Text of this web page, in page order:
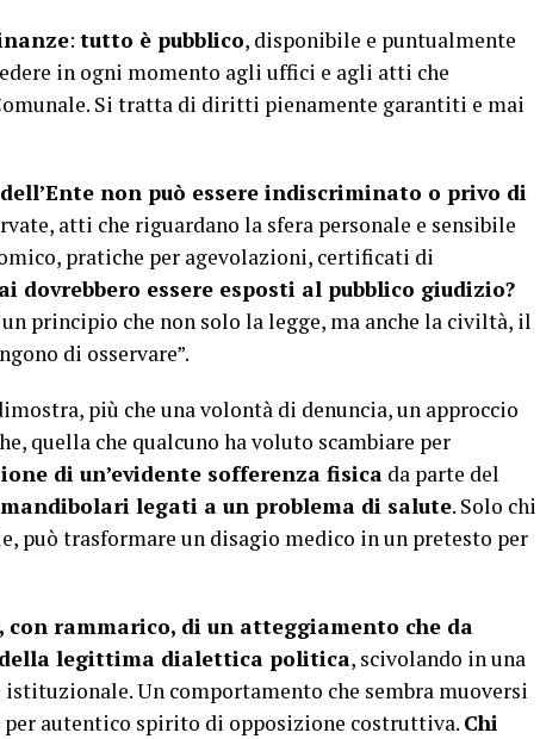
: tutto è pubblico, disponibile e puntualmente
in ogni momento agli uffici e agli atti che
Si tratta di diritti pienamente garantiti e mai
non può essere indiscriminato o privo di
atti che riguardano la sfera personale e sensibile
pratiche per agevolazioni, certificati di
dovrebbero essere esposti al pubblico giudizio?
principio che non solo la legge, ma anche la civiltà, il
di osservare”.
più che una volontà di denuncia, un approccio
quella che qualcuno ha voluto scambiare per
di un’evidente sofferenza fisica da parte del
legati a un problema di salute. Solo chi
può trasformare un disagio medico in un pretesto per
rammarico, di un atteggiamento che da
legittima dialettica politica, scivolando in una
Un comportamento che sembra muoversi
autentico spirito di opposizione costruttiva. Chi